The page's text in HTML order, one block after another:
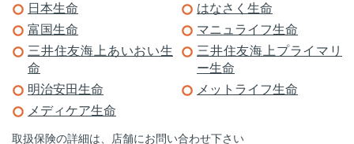
日本生命
はなさく生命
富国生命
マニュライフ生命
三井住友海上あいおい生
命
三井住友海上プライマリ
ー生命
明治安田生命
メットライフ生命
メディケア生命
取扱保険の詳細は、店舗にお問い合わせ下さい